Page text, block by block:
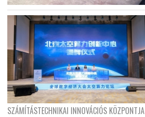
SZÁMÍTÁSTECHNIKAI INNOVÁCIÓS KÖZPONTJA